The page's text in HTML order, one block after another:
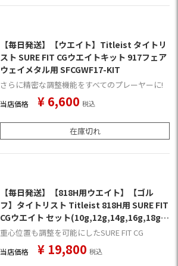
【毎日発送】【ウエイト】Titleist タイトリ
スト SURE FIT CGウエイトキット 917フェア
ウェイメタル用 SFCGWF17-KIT
さらに精密な調整機能をすべてのプレーヤーに!
当店価格 ¥ 6,600 税込
在庫切れ
【毎日発送】【818H用ウエイト】【ゴル
フ】タイトリスト Titleist 818H用 SURE FIT
CGウエイト セット(10g,12g,14g,16g,18g)
[SFCGWH88-KIT]
重心位置も調整を可能にしたSURE FIT CG
当店価格 ¥ 19,800 税込